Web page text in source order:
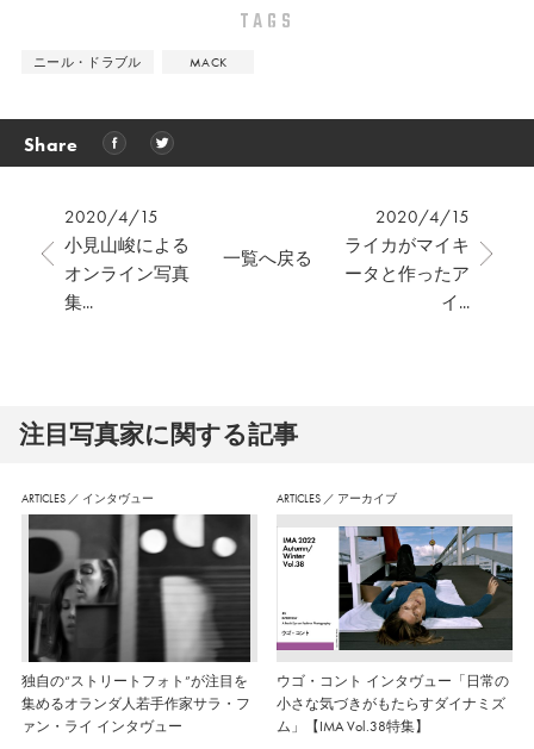
TAGS
ニール・ドラブル MACK
Share
2020/4/15
小見山峻による
オンライン写真
集...
2020/4/15
ライカがマイキ
ータと作ったア
イ...
一覧へ戻る
注⽬写真家に関する記事
ARTICLES ／ インタヴュー
独自の“ストリートフォト”が注目を
集めるオランダ人若手作家サラ・フ
ァン・ライ インタヴュー
ARTICLES ／ アーカイブ
ウゴ・コント インタヴュー「日常の
小さな気づきがもたらすダイナミズ
ム」【IMA Vol.38特集】